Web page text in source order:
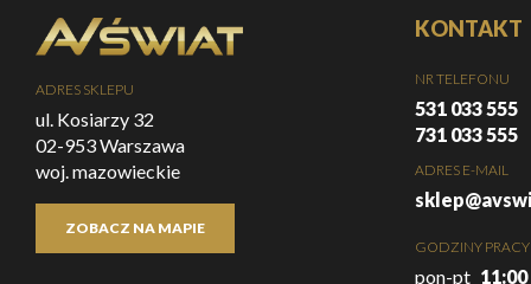
ADRES SKLEPU
ul. Kosiarzy 32
02-953 Warszawa
woj. mazowieckie
ZOBACZ NA MAPIE
KONTAKT
NR TELEFONU
531 033 555
731 033 555
ADRES E-MAIL
GODZINY PRACY
pon-pt